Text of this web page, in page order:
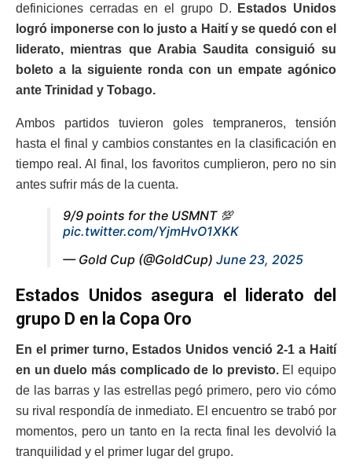
definiciones cerradas en el grupo D. Estados Unidos
logró imponerse con lo justo a Haití y se quedó con el
liderato, mientras que Arabia Saudita consiguió su
boleto a la siguiente ronda con un empate agónico
ante Trinidad y Tobago.
Ambos partidos tuvieron goles tempraneros, tensión
hasta el final y cambios constantes en la clasificación en
tiempo real. Al final, los favoritos cumplieron, pero no sin
antes sufrir más de la cuenta.
9/9 points for the USMNT 💯
pic.twitter.com/YjmHvO1XKK
— Gold Cup (@GoldCup) June 23, 2025
Estados Unidos asegura el liderato del
grupo D en la Copa Oro
En el primer turno, Estados Unidos venció 2-1 a Haití
en un duelo más complicado de lo previsto.El equipo
de las barras y las estrellas pegó primero, pero vio cómo
su rival respondía de inmediato. El encuentro se trabó por
momentos, pero un tanto en la recta final les devolvió la
tranquilidad y el primer lugar del grupo.